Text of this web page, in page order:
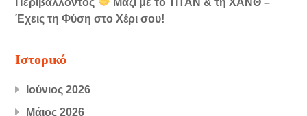
Περιβάλλοντος
Μαζί με το ΤΙΤΑΝ & τη ΧΑΝΘ –
Έχεις τη Φύση στο Χέρι σου!
Ιστορικό
Ιούνιος 2026
Μάιος 2026